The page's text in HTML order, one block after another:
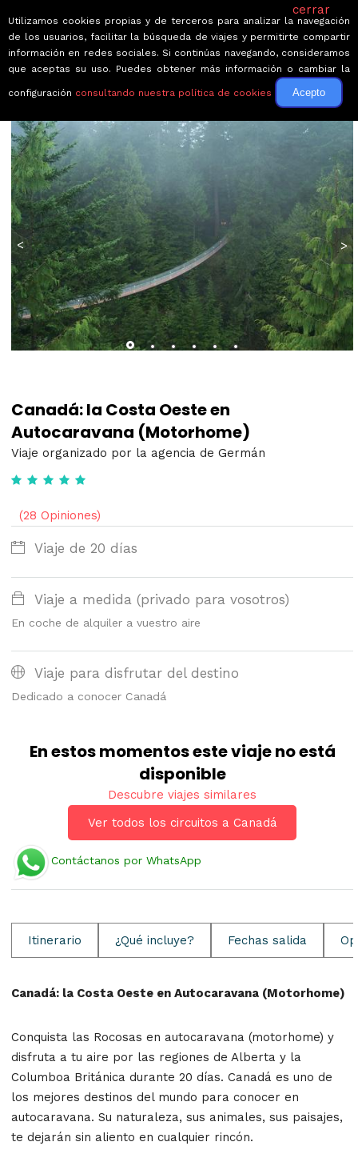
← Volver a Circuitos por Canadá
< >
Canadá: la Costa Oeste en
Autocaravana (Motorhome)
Viaje organizado por la agencia de Germán
(28 Opiniones)
Viaje de 20 días
Viaje a medida (privado para vosotros)
En coche de alquiler a vuestro aire
Viaje para disfrutar del destino
Dedicado a conocer Canadá
En estos momentos este viaje no está
disponible
Descubre viajes similares
Ver todos los circuitos a Canadá
Contáctanos por WhatsApp
Itinerario ¿Qué incluye? Fechas salida
Canadá: la Costa Oeste en Autocaravana (Motorhome)
Conquista las Rocosas en autocaravana (motorhome) y
disfruta a tu aire por las regiones de Alberta y la
Columboa Británica durante 20 días. Canadá es uno de
los mejores destinos del mundo para conocer en
autocaravana. Su naturaleza, sus animales, sus paisajes,
te dejarán sin aliento en cualquier rincón.
cerrar
Utilizamos cookies propias y de terceros para analizar la navegación
de los usuarios, facilitar la búsqueda de viajes y permitirte compartir
información en redes sociales. Si continúas navegando, consideramos
que aceptas su uso. Puedes obtener más información o cambiar la
configuración consultando nuestra política de cookies Acepto